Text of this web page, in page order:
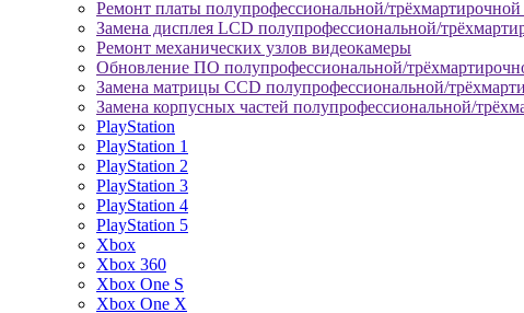
Ремонт платы полупрофессиональной/
Замена дисплея LCD полупрофессиональной/
Ремонт механических узлов видеокамеры
Обновление ПО полупрофессиональной/
Замена матрицы CCD полупрофессиональной/
Замена корпусных частей полупрофессиональной/
PlayStation
PlayStation 1
PlayStation 2
PlayStation 3
PlayStation 4
PlayStation 5
Xbox
Xbox 360
Xbox One S
Xbox One X